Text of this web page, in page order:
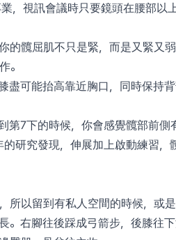
，視訊會議時只要鏡頭在腰部以
髖屈肌不只是緊，而是又緊又
。
盡可能抬高靠近胸口，同時保持
第7下的時候，你會感覺髖部前
研究發現，伸展加上啟動練習，
所以留到有私人空間的時候，或
。右腳往後踩成弓箭步，後膝往